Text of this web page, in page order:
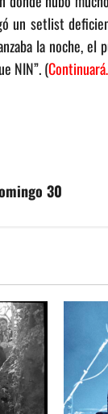
un setlist
la noche, el
NIN”. (
30